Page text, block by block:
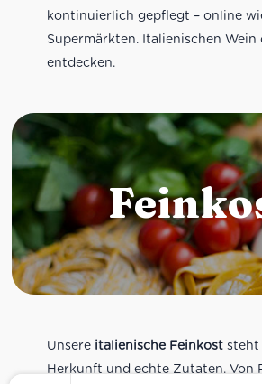
kontinuierlich gepflegt – online
Supermärkten. Italienischen Wein
entdecken.
Unsere italienische Feinkoststeht
Herkunft und echte Zutaten. Von